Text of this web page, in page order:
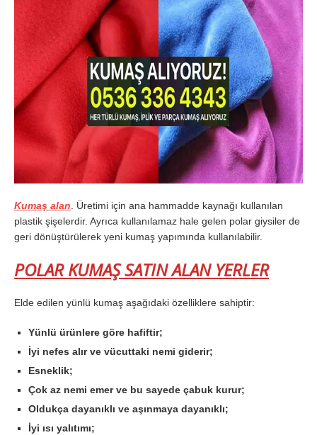
Kumaş alan. Üretimi için ana hammadde kaynağı kullanılan
plastik şişelerdir. Ayrıca kullanılamaz hale gelen polar giysiler de
geri dönüştürülerek yeni kumaş yapımında kullanılabilir.
POLAR KUMAŞ SATIN ALAN YERLER
Elde edilen yünlü kumaş aşağıdaki özelliklere sahiptir:
Yünlü ürünlere göre hafiftir;
İyi nefes alır ve vücuttaki nemi giderir;
Esneklik;
Çok az nemi emer ve bu sayede çabuk kurur;
Oldukça dayanıklı ve aşınmaya dayanıklı;
İyi ısı yalıtımı;